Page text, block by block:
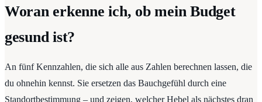
Woran erkenne ich, ob mein Budget
gesund ist?
An fünf Kennzahlen, die sich alle aus Zahlen berechnen lassen, die
du ohnehin kennst. Sie ersetzen das Bauchgefühl durch eine
Standortbestimmung – und zeigen, welcher Hebel als nächstes dran